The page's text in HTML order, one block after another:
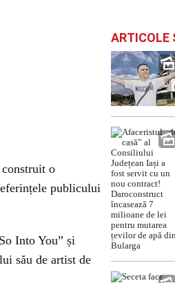
o
publicului
Into You” și
său de artist de
ARTICOLE